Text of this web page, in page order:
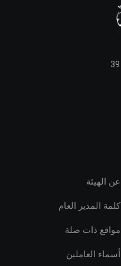
عن الهيئة
كلمة المدير العام
مواقع ذات صلة
أسماء العاملين